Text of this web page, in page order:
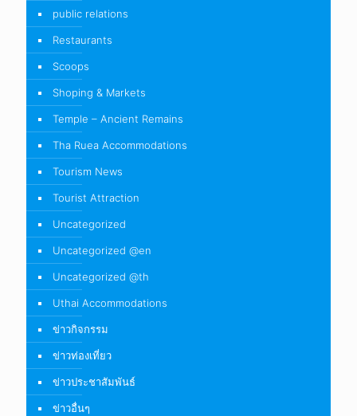
public relations
Restaurants
Scoops
Shoping & Markets
Temple – Ancient Remains
Tha Ruea Accommodations
Tourism News
Tourist Attraction
Uncategorized
Uncategorized @en
Uncategorized @th
Uthai Accommodations
ข่าวกิจกรรม
ข่าวท่องเที่ยว
ข่าวประชาสัมพันธ์
ข่าวอื่นๆ